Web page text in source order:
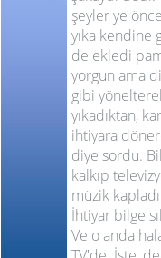
şeyler ye
yıka kendine
de ekledi
yorgun ama
gibi
yıkadıktan,
ihtiyara
diye sordu.
kalkıp
müzik
İhtiyar bilge
Ve o anda